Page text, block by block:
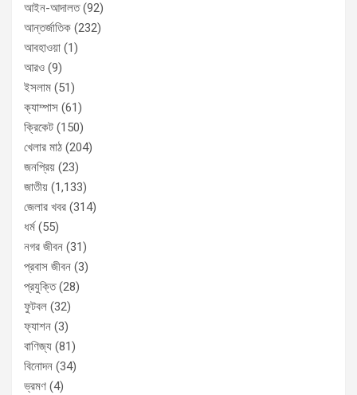
আইন-আদালত(92)
আন্তর্জাতিক (232)
আবহাওয়া (1)
আরও (9)
ইসলাম (51)
ক্যাম্পাস (61)
ক্রিকেট (150)
খেলার মাঠ (204)
জনপ্রিয় (23)
জাতীয় (1,133)
জেলার খবর (314)
ধর্ম(55)
নগর জীবন (31)
প্রবাস জীবন (3)
প্রযুক্তি(28)
ফুটবল (32)
ফ্যাশন (3)
বাণিজ্য (81)
বিনোদন (34)
ভ্রমণ (4)